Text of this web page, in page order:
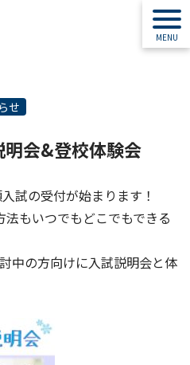
せ
明会&登校体験会
試の受付が始まります！
もいつでもどこでもできる
中の方向けに入試説明会と体